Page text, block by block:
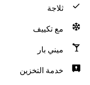
ثلاجة
مع تكييف
ميني بار
خدمة التخزين